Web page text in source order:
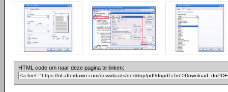
HTML code om naar deze pagina te linken: